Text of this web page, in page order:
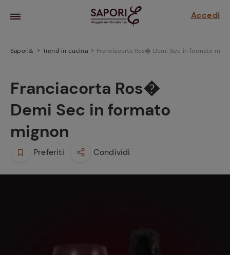
Accedi
Sapori& Trend in cucina Franciacorta Ros� Demi Sec in formato
Franciacorta Ros�
Demi Sec in formato
mignon
Preferiti Condividi